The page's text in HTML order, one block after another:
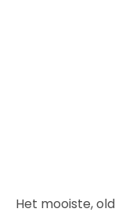
Het mooiste,